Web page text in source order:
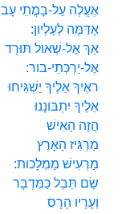
אֶעֱלֶה עַל-בָּמֳתֵי עָב
אֶדַּמֶּה לְעֶלְיון:
אַךְ אֶל-שְׁאול תּוּרַד
אֶל-יַרְכְּתֵי-בור:
ראֶיךָ אֵלֶיךָ יַשְׁגִּיחוּ
אֵלֶיךָ יִתְבּונָנוּ
הֲזֶה הָאִישׁ
מַרְגִּיז הָאָרֶץ
מַרְעִישׁ מַמְלָכות:
שָׂם תֵּבֵל כַּמִּדְבָּר
וְעָרָיו הָרָס